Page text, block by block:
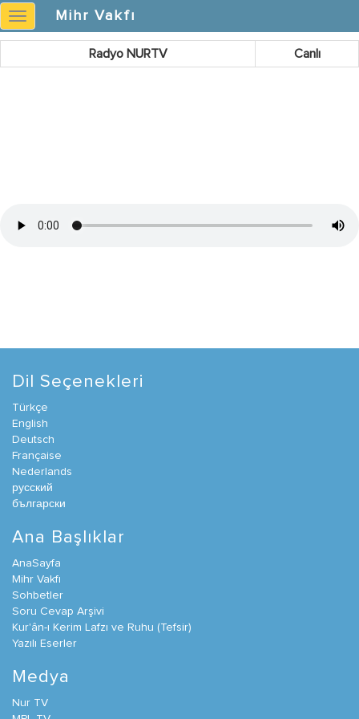
Mihr
Vakfı
Mihr Vakfı
Radyo NURTV Canlı
Dil Seçenekleri
Türkçe
English
Deutsch
Française
Nederlands
русский
български
Ana Başlıklar
AnaSayfa
Mihr Vakfı
Sohbetler
Soru Cevap Arşivi
Kur'ân-ı Kerim Lafzı ve Ruhu (Tefsir)
Yazılı Eserler
Medya
Nur TV